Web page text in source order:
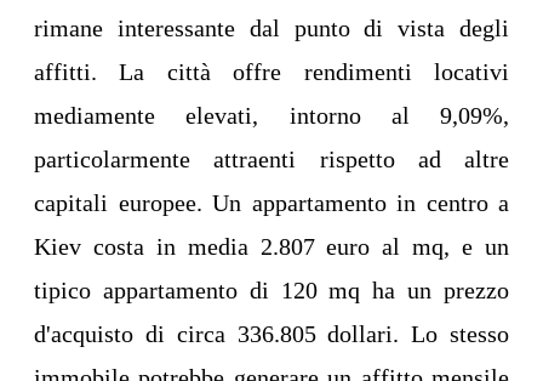
rimane interessante dal punto di vista degli
affitti. La città offre rendimenti locativi
mediamente elevati, intorno al 9,09%,
particolarmente attraenti rispetto ad altre
capitali europee. Un appartamento in centro a
Kiev costa in media 2.807 euro al mq, e un
tipico appartamento di 120 mq ha un prezzo
d'acquisto di circa 336.805 dollari. Lo stesso